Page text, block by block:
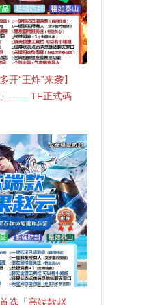
开“王炸”来袭】
」—— TF正式码
，7天退换，安全
选「高端款赵